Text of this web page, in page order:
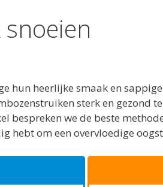
hun heerlijke smaak en
sterk en gezond
bespreken we de beste
hebt om een ​​overvloedige